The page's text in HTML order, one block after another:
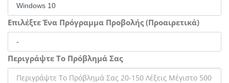
Επιλέξτε Ένα Πρόγραμμα Προβολής (Προαιρετικά)
Περιγράψτε Το Πρόβλημά Σας